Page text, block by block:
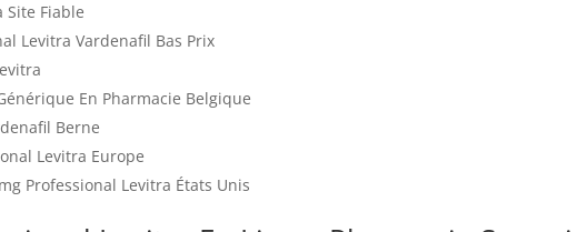
Site Fiable
Levitra Vardenafil Bas Prix
En Pharmacie Belgique
Berne
Levitra Europe
Professional Levitra États Unis